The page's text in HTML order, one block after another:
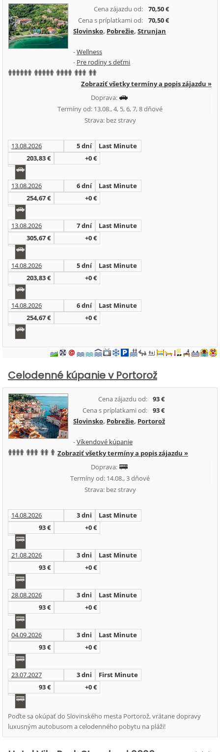
Cena zájazdu od:
70,50 €
Cena s príplatkami od:
70,50 €
Slovinsko, Pobrežie, Strunjan
-Wellness
- Pre rodiny s deťmi
Zobraziť všetky termíny a popis zájazdu »
Doprava:
Termíny od: 13.08., 4, 5, 6, 7, 8 dňové
Strava: bez stravy
13.08.2026 5 dní
Last Minute
203,83 €
+0 €
13.08.2026 6 dní
Last Minute
254,67 €
+0 €
13.08.2026 7 dní
Last Minute
305,67 €
+0 €
14.08.2026 5 dní
Last Minute
203,83 €
+0 €
14.08.2026 6 dní
Last Minute
254,67 €
+0 €
Celodenné kúpanie v Portorož
Cena zájazdu od:
93 €
Cena s príplatkami od:
93 €
Slovinsko, Pobrežie, Portorož
-Víkendové kúpanie
Zobraziť všetky termíny a popis zájazdu »
Doprava:
Termíny od: 14.08., 3 dňové
Strava: bez stravy
14.08.2026 3 dni
Last Minute
93 €
+0 €
21.08.2026 3 dni
Last Minute
93 €
+0 €
28.08.2026 3 dni
Last Minute
93 €
+0 €
04.09.2026 3 dni
Last Minute
93 €
+0 €
23.07.2027 3 dni
First Minute
93 €
+0 €
Poďte sa okúpať do Slovinského mesta Portorož, vrátane dopravy
luxusným autobusom a celodenného pobytu na pláži!